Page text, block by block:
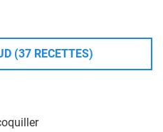
(37 RECETTES)